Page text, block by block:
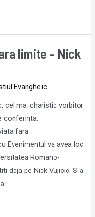
limite – Nick
Evanghelic
cel mai charistic vorbitor
conferinta:
fara
Evenimentul va avea loc
Romano-
deja pe Nick Vujicic. S-a